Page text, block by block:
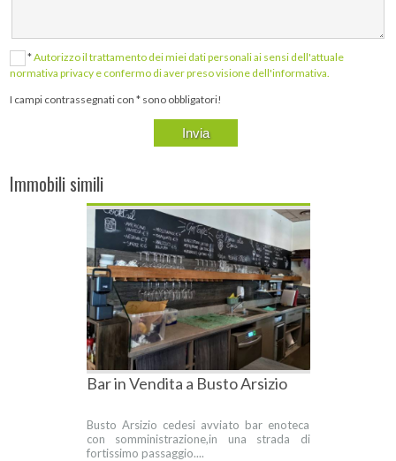
*Autorizzo il trattamento dei miei dati personali ai sensi dell'attuale
normativa privacy e confermo di aver preso visione dell'informativa.
I campi contrassegnati con * sono obbligatori!
Immobili simili
Bar in Vendita a Busto Arsizio
Busto Arsizio cedesi avviato bar enoteca
con somministrazione,in una strada di
fortissimo passaggio....